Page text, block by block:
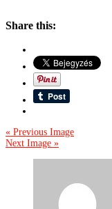
Share this:
« Previous Image
Next Image »